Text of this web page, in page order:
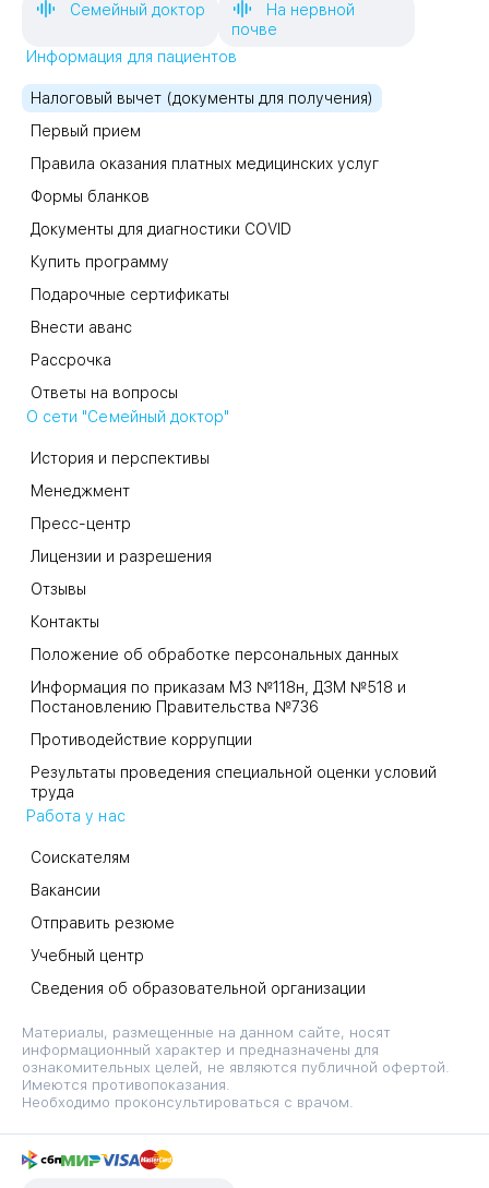
Семейный доктор
На нервной
почве
Информация для пациентов
Налоговый вычет (документы для получения)
Первый прием
Правила оказания платных медицинских услуг
Формы бланков
Документы для диагностики COVID
Купить программу
Подарочные сертификаты
Внести аванс
Рассрочка
Ответы на вопросы
О сети "Семейный доктор"
История и перспективы
Менеджмент
Пресс-центр
Лицензии и разрешения
Отзывы
Контакты
Положение об обработке персональных данных
Информация по приказам МЗ №118н, ДЗМ №518 и
Постановлению Правительства №736
Противодействие коррупции
Результаты проведения специальной оценки условий
труда
Работа у нас
Соискателям
Вакансии
Отправить резюме
Учебный центр
Сведения об образовательной организации
Материалы, размещенные на данном сайте, носят
информационный характер и предназначены для
ознакомительных целей, не являются публичной офертой.
Имеются противопоказания.
Необходимо проконсультироваться с врачом.